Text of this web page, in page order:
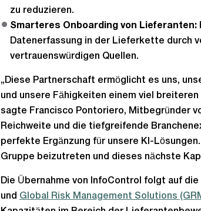
zu reduzieren.
Smarteres Onboarding von Lieferanten:
Datenerfassung in der Lieferkette durch
vertrauenswürdigen Quellen.
„Diese Partnerschaft ermöglicht es uns,
und unsere Fähigkeiten einem viel breiteren
sagte Francisco Pontoriero, Mitbegründer
Reichweite und die tiefgreifende
perfekte Ergänzung für unsere KI-
Gruppe beizutreten und dieses nächste
Die Übernahme von InfoControl folgt auf
und Global Risk Management Solutions